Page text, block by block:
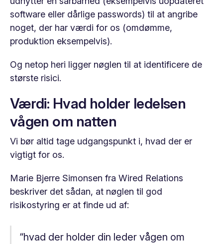
software eller dårlige passwords) til at angribe
noget, der har værdi for os (omdømme,
produktion eksempelvis).
Og netop heri ligger nøglen til at identificere de
største risici.
Værdi: Hvad holder ledelsen
vågen om natten
Vi bør altid tage udgangspunkt i, hvad der er
vigtigt for os.
Marie Bjerre Simonsen fra Wired Relations
beskriver det sådan, at nøglen til god
risikostyring er at finde ud af:
“hvad der holder din leder vågen om